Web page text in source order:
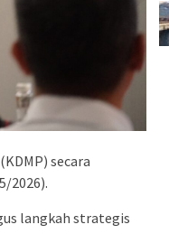
secara
2026).
langkah strategis